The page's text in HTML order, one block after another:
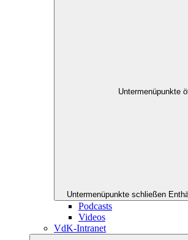
Untermenüpunkte
Untermenüpunkte schließen
Podcasts
Videos
VdK-Intranet